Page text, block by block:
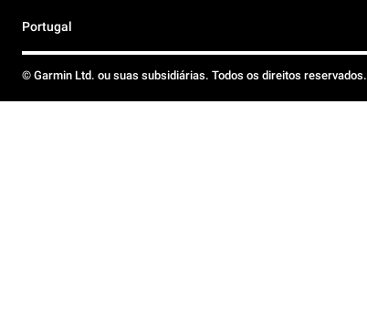
Portugal
© Garmin Ltd. ou suas subsidiárias. Todos os direitos reservados.